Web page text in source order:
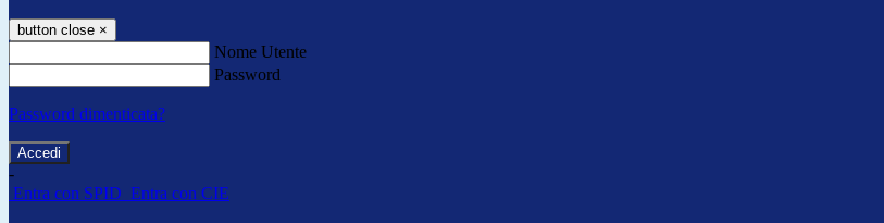
button close ×
Nome Utente
Password
Password dimenticata?
-
Entra con SPID Entra con CIE